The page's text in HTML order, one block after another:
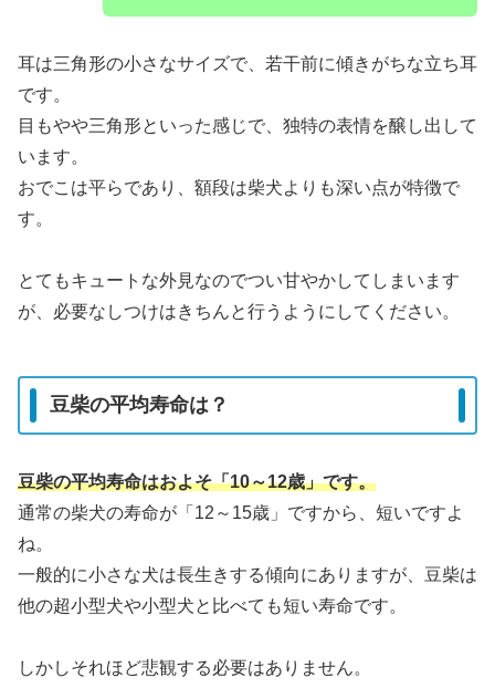
耳は三角形の小さなサイズで、若干前に傾きがちな立ち耳
です。
目もやや三角形といった感じで、独特の表情を醸し出して
います。
おでこは平らであり、額段は柴犬よりも深い点が特徴で
す。
とてもキュートな外見なのでつい甘やかしてしまいます
が、必要なしつけはきちんと行うようにしてください。
豆柴の平均寿命は？
豆柴の平均寿命はおよそ「10～12歳」です。
通常の柴犬の寿命が「12～15歳」ですから、短いですよ
ね。
一般的に小さな犬は長生きする傾向にありますが、豆柴は
他の超小型犬や小型犬と比べても短い寿命です。
しかしそれほど悲観する必要はありません。